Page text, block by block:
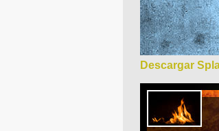
Descargar